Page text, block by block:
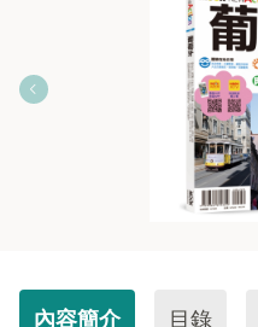
內容簡介 目錄